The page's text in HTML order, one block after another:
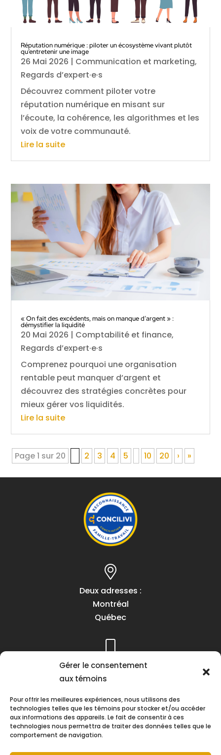
Gérer le consentement
aux témoins
Pour offrir les meilleures expériences, nous utilisons des
technologies telles que les témoins pour stocker et/ou accéder
aux informations des appareils. Le fait de consentir à ces
technologies nous permettra de traiter des données telles que le
comportement de navigation.
Réputation numérique : piloter un écosystème vivant plutôt
qu’entretenir une image
26 Mai 2026 | Communication et marketing,
Regards d’expert·e·s
Découvrez comment piloter votre
réputation numérique en misant sur
l’écoute, la cohérence, les algorithmes et les
voix de votre communauté.
Lire la suite
« On fait des excédents, mais on manque d’argent » :
démystifier la liquidité
20 Mai 2026 | Comptabilité et finance,
Regards d’expert·e·s
Comprenez pourquoi une organisation
rentable peut manquer d’argent et
découvrez des stratégies concrètes pour
mieux gérer vos liquidités.
Lire la suite
Page 1 sur 20 2 3 4 5 10 20 › »
Deux adresses :
Montréal
Québec
Téléphone :
(418) 622-1001
Heures d’ouverture :